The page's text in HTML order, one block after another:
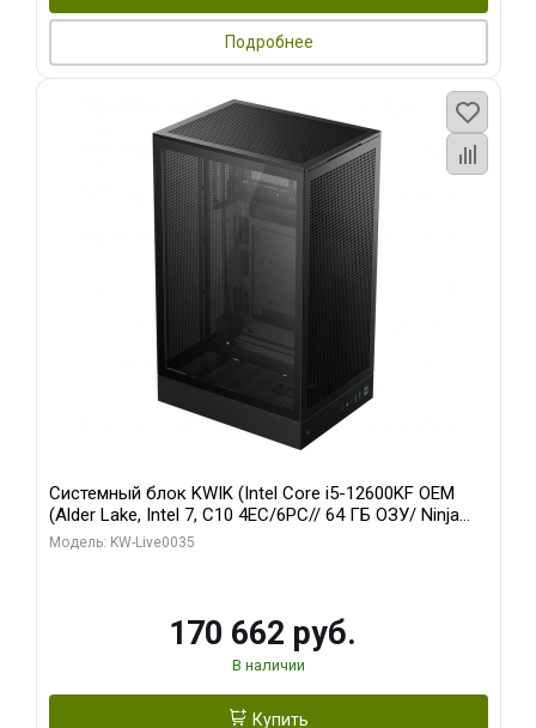
Подробнее
Системный блок KWIK (Intel Core i5-12600KF OEM
(Alder Lake, Intel 7, C10 4EC/6PC// 64 ГБ ОЗУ/ Ninja
Sinotex GTX1650 4GB 128bit GDDR6 DVI DP HDMI 2/
Модель: KW-Live0035
170 662 руб.
В наличии
Купить